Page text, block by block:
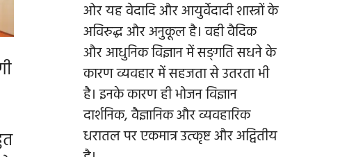
ओर यह वेदादि और आयुर्वेदादी शास्त्रों के
अविरुद्ध और अनुकूल है। वही वैदिक
और आधुनिक विज्ञान में सङ्गति सधने के
कारण व्यवहार में सहजता से उतरता भी
है। इनके कारण ही भोजन विज्ञान
दार्शनिक, वैज्ञानिक और व्यवहारिक
धरातल पर एकमात्र उत्कृष्ट और अद्वितीय